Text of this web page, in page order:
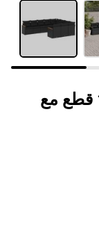
vidaXL طقم أريكة حديقة 10 قطع مع